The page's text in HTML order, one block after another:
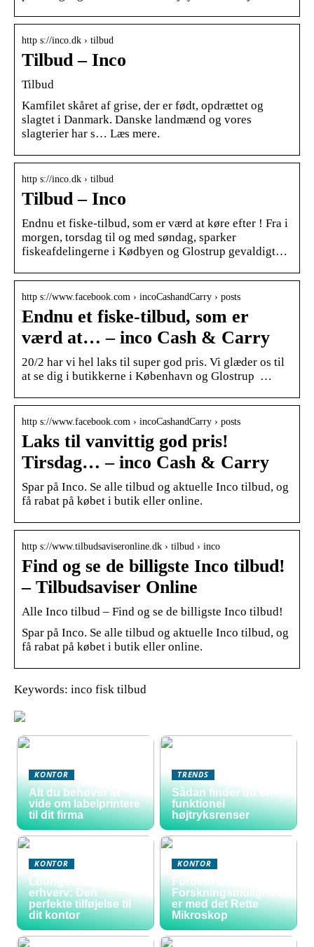
http s://inco.dk › tilbud
Tilbud – Inco
Tilbud
Kamfilet skåret af grise, der er født, opdrættet og
slagtet i Danmark. Danske landmænd og vores
slagterier har s… Læs mere.
http s://inco.dk › tilbud
Tilbud – Inco
Endnu et fiske-tilbud, som er værd at køre efter ! Fra i
morgen, torsdag til og med søndag, sparker
fiskeafdelingerne i Kødbyen og Glostrup gevaldigt…
http s://www.facebook.com › incoCashandCarry › posts
Endnu et fiske-tilbud, som er
værd at… – inco Cash & Carry
20/2 har vi hel laks til super god pris. Vi glæder os til
at se dig i butikkerne i København og Glostrup …
http s://www.facebook.com › incoCashandCarry › posts
Laks til vanvittig god pris!
Tirsdag… – inco Cash & Carry
Spar på Inco. Se alle tilbud og aktuelle Inco tilbud, og
få rabat på købet i butik eller online.
http s://www.tilbudsaviseronline.dk › tilbud › inco
Find og se de billigste Inco tilbud!
– Tilbudsaviser Online
Alle Inco tilbud – Find og se de billigste Inco tilbud!
Spar på Inco. Se alle tilbud og aktuelle Inco tilbud, og
få rabat på købet i butik eller online.
Keywords: inco fisk tilbud
KONTOR
Alt du behøver at
vide om labelprintere
til dit firma
TRENDS
Sådan finder du en
funktionel
højtryksrenser
KONTOR
Loungesofa til
erhverv: Den
perfekte tilføjelse til
dit kontor
KONTOR
Forbedr Dine
Forskningsmulighed
er med det Rette
Mikroskop